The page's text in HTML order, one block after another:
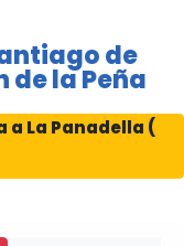
de
de la Peña
a La Panadella (